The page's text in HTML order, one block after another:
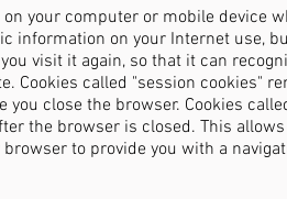
your computer or mobile device
information on your Internet use,
visit it again, so that it can
Cookies called "session cookies"
close the browser. Cookies
the browser is closed. This
to provide you with a